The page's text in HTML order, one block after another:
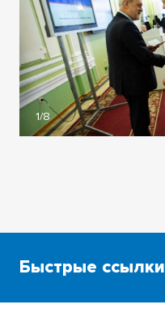
1/8
Быстрые ссылки